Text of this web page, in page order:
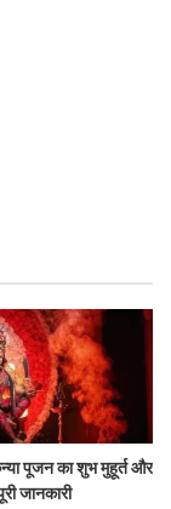
पूजन का शुभ मुहूर्त और
जानकारी